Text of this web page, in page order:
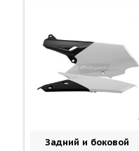
Задний и боковой